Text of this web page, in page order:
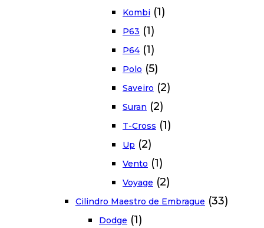
Kombi (1)
P63 (1)
P64 (1)
Polo (5)
Saveiro (2)
Suran (2)
T-Cross (1)
Up (2)
Vento (1)
Voyage (2)
Cilindro Maestro de Embrague (33)
Dodge (1)